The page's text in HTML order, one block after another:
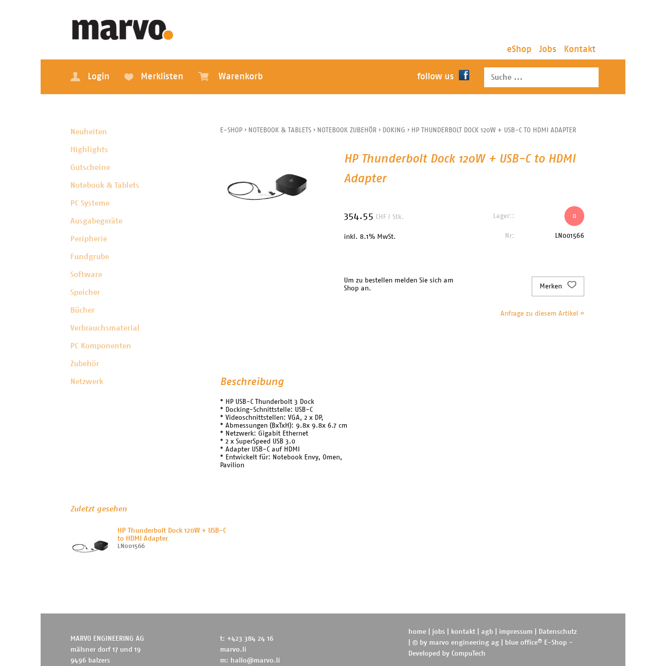
eShop Jobs Kontakt
Login Merklisten Warenkorb follow us
Neuheiten
Highlights
Gutscheine
Notebook & Tablets
PC Systeme
Ausgabegeräte
Peripherie
Fundgrube
Software
Speicher
Bücher
Verbrauchsmaterial
PC Komponenten
Zubehör
Netzwerk
E-SHOP › NOTEBOOK & TABLETS › NOTEBOOK ZUBEHÖR › DOKING › HP THUNDERBOLT DOCK 120W + USB-C TO HDMI ADAPTER
HP Thunderbolt Dock 120W + USB-C to HDMI
Adapter
354.55 CHF / Stk.
inkl. 8.1% MwSt.
Lager:: 0
Nr: LN001566
Um zu bestellen melden Sie sich am
Shop an.
Merken
Anfrage zu diesem Artikel »
Beschreibung
* HP USB-C Thunderbolt 3 Dock
* Docking-Schnittstelle: USB-C
* Videoschnittstellen: VGA, 2 x DP,
* Abmessungen (BxTxH): 9.8x 9.8x 6.7 cm
* Netzwerk: Gigabit Ethernet
* 2 x SuperSpeed USB 3.0
* Adapter USB-C auf HDMI
* Entwickelt für: Notebook Envy, Omen,
Pavilion
Zuletzt gesehen
HP Thunderbolt Dock 120W + USB-C
to HDMI Adapter
LN001566
MARVO ENGINEERING AG
mälsner dorf 17 und 19
9496 balzers
t: +423 384 24 16
marvo.li
m: hallo@marvo.li
home jobs kontakt agb impressum
Datenschutz
| © by marvo engineering ag blue office®
E-Shop -
Developed by CompuTech